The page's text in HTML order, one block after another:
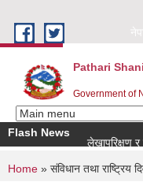
Pathari
Government of
Flash News
लेखापरिक्षण र
You are here
Home » संविधान तथा राष्ट्रिय